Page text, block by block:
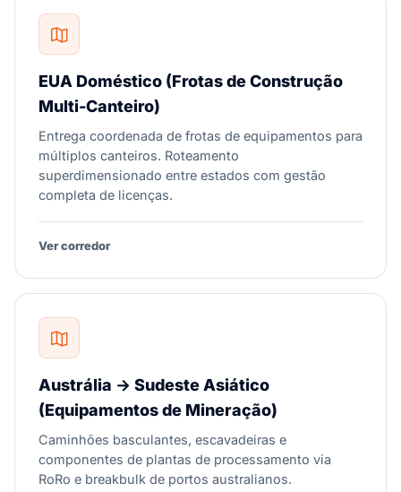
EUA Doméstico (Frotas de Construção
Multi-Canteiro)
Entrega coordenada de frotas de equipamentos para
múltiplos canteiros. Roteamento
superdimensionado entre estados com gestão
completa de licenças.
Ver corredor
Austrália → Sudeste Asiático
(Equipamentos de Mineração)
Caminhões basculantes, escavadeiras e
componentes de plantas de processamento via
RoRo e breakbulk de portos australianos.